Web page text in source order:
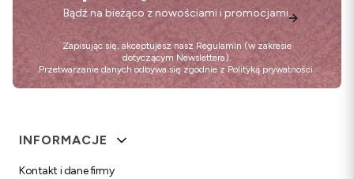
Bądź na bieżąco z nowościami i promocjami.
Zapisując się, akceptujesz nasz Regulamin (w zakresie
dotyczącym Newslettera).
Przetwarzanie danych odbywa się zgodnie z Polityką prywatności.
Linki w stopce
INFORMACJE
Kontakt i dane firmy